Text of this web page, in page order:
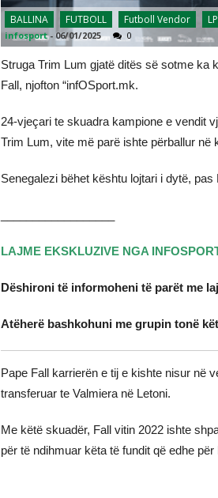
BALLINA FUTBOLL Futboll Vendor
infosport - 06/01/2025 0
Struga Trim Lum gjatë ditës së sotme ka
Fall, njofton “infOSport.mk.
24-vjeçari te skuadra kampione e vendit
Trim Lum, vite më parë ishte përballur në
Senegalezi bëhet kështu lojtari i dytë,
LAJME EKSKLUZIVE NGA
Dëshironi të informoheni të parët me
Atëherë bashkohuni me grupin tonë
Pape Fall karrierën e tij e kishte nisur në
transferuar te Valmiera në Letoni.
Me këtë skuadër, Fall vitin 2022 ishte
për të ndihmuar këta të fundit që edhe